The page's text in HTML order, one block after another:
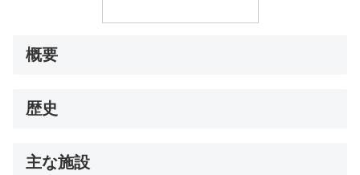
概要
歴史
主な施設